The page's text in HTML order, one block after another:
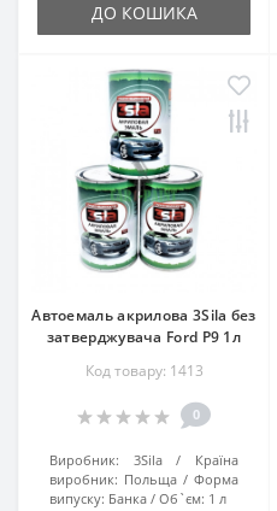
ДО КОШИКА
Автоемаль акрилова 3Sila без
затверджувача Ford P9 1л
Код товару: 1413
0
Виробник: 3Sila
Країна
виробник: Польща
Форма
випуску: Банка Об`єм: 1 л